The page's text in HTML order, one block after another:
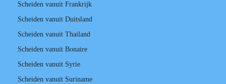
Scheiden vanuit Frankrijk
Scheiden vanuit Duitsland
Scheiden vanuit Thailand
Scheiden vanuit Bonaire
Scheiden vanuit Syrie
Scheiden vanuit Suriname